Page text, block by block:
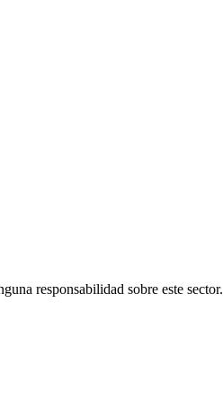
responsabilidad sobre este sector.